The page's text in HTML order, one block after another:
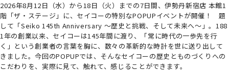
2026年8月12日（水）から18日（火）までの7日間、伊勢丹新宿店 本館1
階「ザ・ステージ」に、セイコーの特別なPOPUPイベントが開催！ 題
して「Seiko 145th Anniversary ～歴史と挑戦、そして未来へ～」。188
1年の創業以来、セイコーは145年間に渡り、「常に時代の一歩先を行
く」という創業者の言葉を胸に、数々の革新的な時計を世に送り出して
きました。今回のPOPUPでは、そんなセイコーの歴史とものづくりへの
こだわりを、実際に見て、触れて、感じることができます。